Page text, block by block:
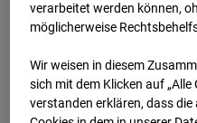
Home
Deutschland
BC-162 - Strabag -
06
18 12:00
verarbeitet werden können,
möglicherweise
Wir weisen in diesem
sich mit dem Klicken auf
ver­standen erklären, dass